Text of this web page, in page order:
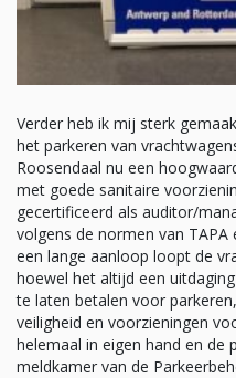
Verder heb ik mij sterk
het parkeren van
Roosendaal nu een
met goede sanitaire
gecertificeerd als auditor/
volgens de normen van TAPA
een lange aanloop loopt de
hoewel het altijd een
te laten betalen voor
veiligheid en voorzieningen
helemaal in eigen hand en de
meldkamer van de